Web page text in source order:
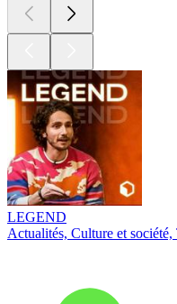
LEGEND
Actualités, Culture et